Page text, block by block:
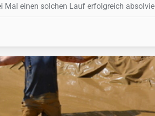
Mal einen solchen Lauf erfolgreich